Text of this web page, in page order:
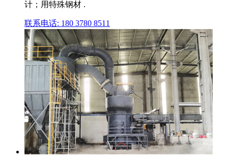
计；用特殊钢材 .
联系电话: 180 3780 8511